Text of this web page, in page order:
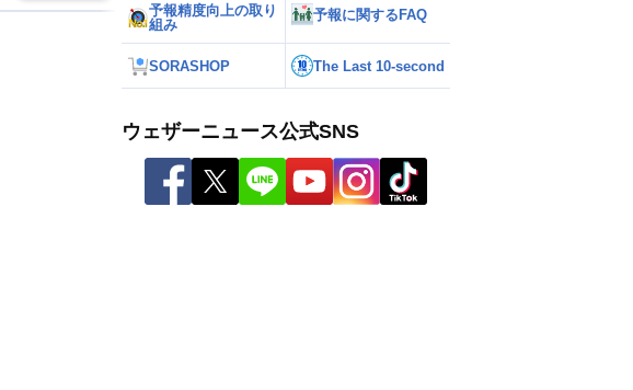
予報精度向上の取り
組み
予報に関するFAQ
SORASHOP The Last 10-second
ウェザーニュース公式SNS